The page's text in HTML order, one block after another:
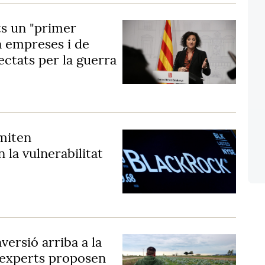
un "primer
i de
per la guerra
la vulnerabilitat
arriba a la
proposen